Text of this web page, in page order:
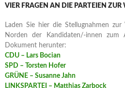
VIER FRAGEN AN DIE PARTEIEN ZUR
Laden Sie hier die Stellugnahmen
Norden der Kandidaten/-innen zum
Dokument herunter:
CDU – Lars Bocian
SPD – Torsten Hofer
GRÜNE – Susanne Jahn
LINKSPARTEI – Matthias Zarbock